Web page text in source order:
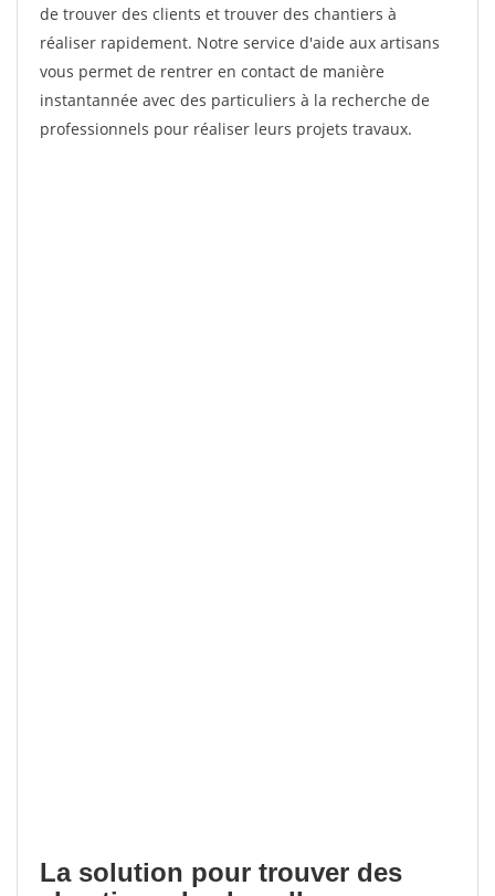
de trouver des clients et trouver des chantiers à
réaliser rapidement. Notre service d'aide aux artisans
vous permet de rentrer en contact de manière
instantannée avec des particuliers à la recherche de
professionnels pour réaliser leurs projets travaux.
La solution pour trouver des